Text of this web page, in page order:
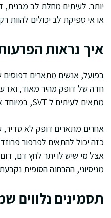
יותר. לעיתים מחלת לב
או אי ספיקת לב יכולים להוות
איך נראות
בפועל, אנשים מתארים
חדה של דופק מהיר מאוד, ואז
מתאים לעיתים ל SVT, במיוחד אצל צעירים ללא מחלת לב.
אחרים מתארים דופק לא סדיר,
כזה יכול להתאים לפרפור
אצל מי שיש לו יתר לחץ דם,
מניסיוני, ההבחנה הסופית
תסמינים נלווים